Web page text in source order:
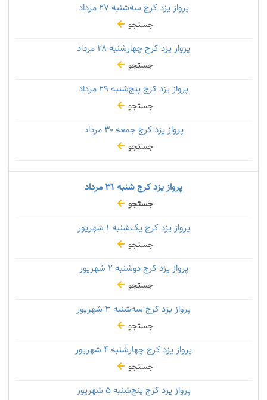
پرواز یزد کرج سه‌شنبه۲۷ مرداد
جستجو
پرواز یزد کرج چهارشنبه
جستجو
پرواز یزد کرج پنج‌شنبه
جستجو
پرواز یزد کرج جمعه۳۰ مرداد
جستجو
پرواز یزد کرج شنبه
جستجو
پرواز یزد کرج یک‌شنبه
جستجو
پرواز یزد کرج دوشنبه۲ شهریور
جستجو
پرواز یزد کرج سه‌شنبه
جستجو
پرواز یزد کرج چهارشنبه
جستجو
پرواز یزد کرج پنج‌شنبه۵ شهریور